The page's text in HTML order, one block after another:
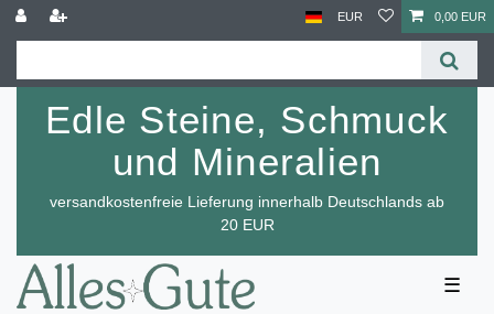
EUR 0,00 EUR
Edle Steine, Schmuck
und Mineralien
versandkostenfreie Lieferung innerhalb Deutschlands ab
20 EUR
☰